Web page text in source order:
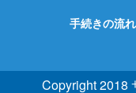
手続きの流れ
Copyright 2018